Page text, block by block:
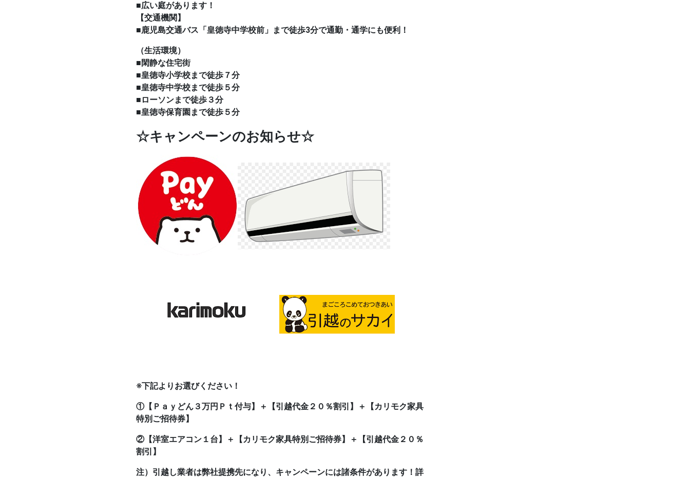
■広い庭があります！
【交通機関】
■鹿児島交通バス「皇徳寺中学校前」まで徒歩3分で通勤・通学にも便利！
（生活環境）
■閑静な住宅街
■皇徳寺小学校まで徒歩７分
■皇徳寺中学校まで徒歩５分
■ローソンまで徒歩３分
■皇徳寺保育園まで徒歩５分
☆キャンペーンのお知らせ☆
※下記よりお選びください！
①【Ｐａｙどん３万円Ｐｔ付与】＋【引越代金２０％割引】＋【カリモク家具
特別ご招待券】
②【洋室エアコン１台】＋【カリモク家具特別ご招待券】＋【引越代金２０％
割引】
注）引越し業者は弊社提携先になり、キャンペーンには諸条件があります！詳